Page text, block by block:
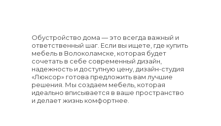
Обустройство дома — это всегда важный и
ответственный шаг. Если вы ищете, где купить
мебель в Волоколамске, которая будет
сочетать в себе современный дизайн,
надежность и доступную цену, дизайн-студия
«Люксор» готова предложить вам лучшие
решения. Мы создаем мебель, которая
идеально вписывается в ваше пространство
и делает жизнь комфортнее.